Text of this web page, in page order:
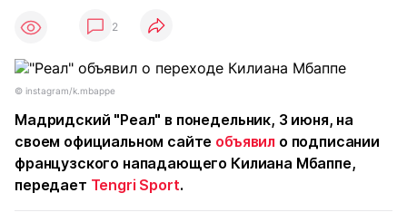
2
©️ instagram/k.mbappe
Мадридский "Реал" в понедельник, 3 июня, на
своем официальном сайте объявил о подписании
французского нападающего Килиана Мбаппе,
передает Tengri Sport.